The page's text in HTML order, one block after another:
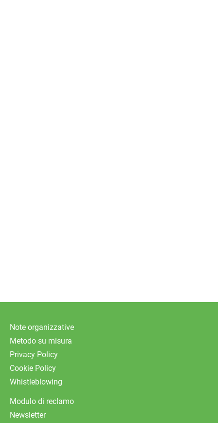
Note organizzative
Metodo su misura
Privacy Policy
Cookie Policy
Whistleblowing
Modulo di reclamo
Newsletter